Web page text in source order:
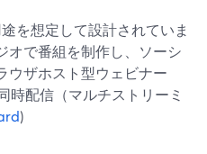
を想定して設計されていま
オで番組を制作し、ソーシ
ウザホスト型ウェビナー
時配信（マルチストリーミ
)